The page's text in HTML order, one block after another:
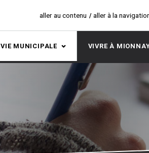
aller au contenu aller à la
VIE MUNICIPALE VIVRE À